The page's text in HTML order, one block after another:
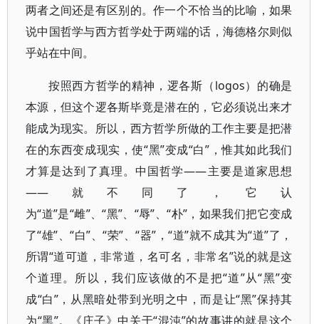
两者之间还是有区别的。作一个不恰当的比喻，如果
说中国哲学与西方哲学处于两端的话，海德格尔则似
乎站在中间。
按照西方哲学的精神，逻各斯（logos）的确是
本源，但这个逻各斯毕竟是潜在的，它必须说出来才
能成为现实。所以，西方哲学所做的工作主要是把潜
在的东西变成现实，使“黑”变成“白”，惟其如此我们
才算是达到了真理。中国哲学――主要是道家思想
――就不同了，它认
为“道”是“雌”、“黑”、“辱”、“朴”，如果我们把它变成
了“雄”、“白”、“荣”、“器”，“道”就不成其为“道”了，
所谓“道可道，非常道，名可名，非常名”说的就是这
个道理。所以，我们应该做的不是把“道”从“黑”变
成“白”，从黑暗处带到光明之中，而是让“黑”保持其
为“黑”。《庄子》中关于“混沌”的故事讲的就是这个